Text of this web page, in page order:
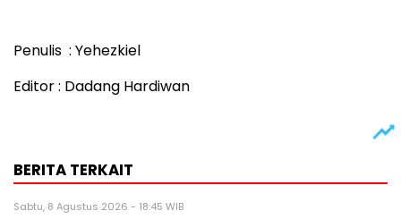
Penulis : Yehezkiel
Editor : Dadang Hardiwan
BERITA TERKAIT
Sabtu, 8 Agustus 2026 - 18:45 WIB